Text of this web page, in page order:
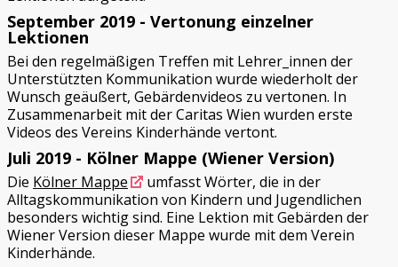
September 2019 - Vertonung einzelner
Lektionen
Bei den regelmäßigen Treffen mit Lehrer_innen der
Unterstützten Kommunikation wurde wiederholt der
Wunsch geäußert, Gebärdenvideos zu vertonen. In
Zusammenarbeit mit der Caritas Wien wurden erste
Videos des Vereins Kinderhände vertont.
Juli 2019 - Kölner Mappe (Wiener Version)
Die Kölner Mappe
umfasst Wörter, die in der
Alltagskommunikation von Kindern und Jugendlichen
besonders wichtig sind. Eine Lektion mit Gebärden der
Wiener Version dieser Mappe wurde mit dem Verein
Kinderhände.